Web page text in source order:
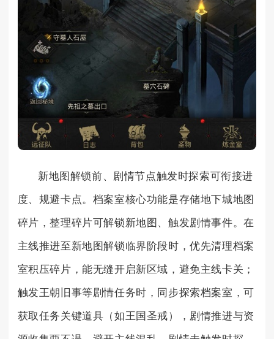
新地图解锁前、剧情节点触发时探索可衔接进
度、规避卡点。档案室核心功能是存储地下城地图
碎片，整理碎片可解锁新地图、触发剧情事件。在
主线推进至新地图解锁临界阶段时，优先清理档案
室积压碎片，能无缝开启新区域，避免主线卡关；
触发王朝旧事等剧情任务时，同步探索档案室，可
获取任务关键道具（如王国圣戒），剧情推进与资